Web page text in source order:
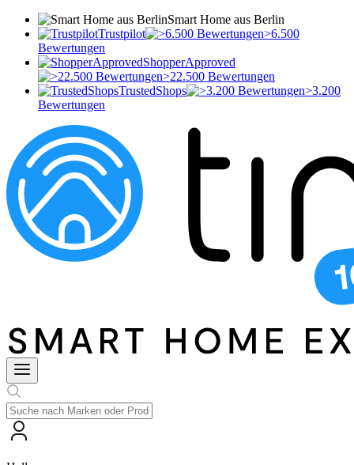
Smart Home aus Berlin
Trustpilot
>6.500
Bewertungen
ShopperApproved
>22.500 Bewertungen
TrustedShops
>3.200
Bewertungen